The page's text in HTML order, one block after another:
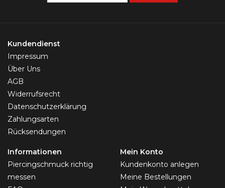
Kundendienst
Impressum
Über Uns
AGB
Widerrufsrecht
Datenschutzerklärung
Zahlungsarten
Rücksendungen
Informationen
Piercingschmuck richtig
messen
Mein Konto
Kundenkonto anlegen
Meine Bestellungen